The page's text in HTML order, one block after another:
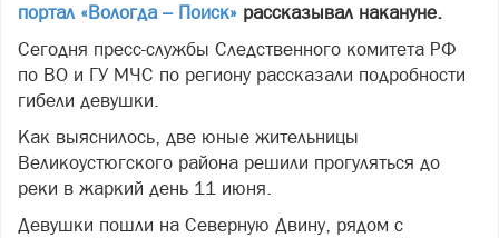
портал «Вологда – Поиск» рассказывал накануне.
Сегодня пресс-службы Следственного комитета РФ
по ВО и ГУ МЧС по региону рассказали подробности
гибели девушки.
Как выяснилось, две юные жительницы
Великоустюгского района решили прогуляться до
реки в жаркий день 11 июня.
Девушки пошли на Северную Двину, рядом с